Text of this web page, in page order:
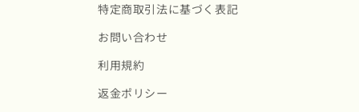
特定商取引法に基づく表記
お問い合わせ
利用規約
返金ポリシー